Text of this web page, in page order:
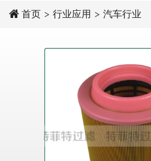
首页 > 行业应用 > 汽车行业